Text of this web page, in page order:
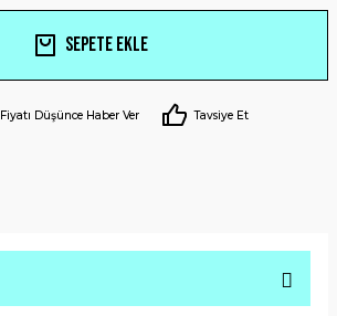
Sepete Ekle
Fiyatı Düşünce Haber Ver Tavsiye Et